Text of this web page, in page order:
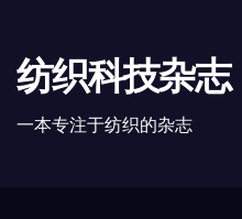
纺织科技杂志
一本专注于纺织的杂志